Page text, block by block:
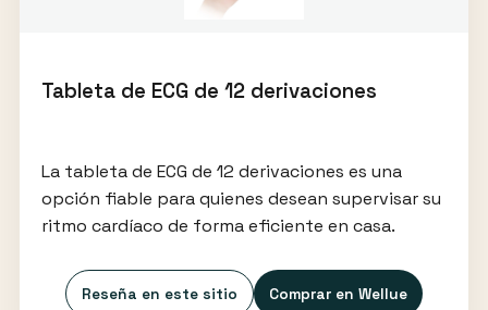
Tableta de ECG de 12 derivaciones
La tableta de ECG de 12 derivaciones es una
opción fiable para quienes desean supervisar su
ritmo cardíaco de forma eficiente en casa.
Reseña en este sitio Comprar en Wellue